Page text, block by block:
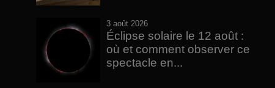
3 août 2026
Éclipse solaire le 12 août :
où et comment observer ce
spectacle en...